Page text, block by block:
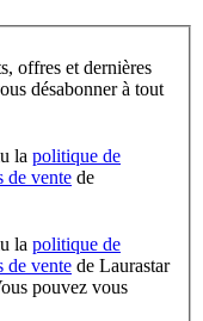
offres et dernières
désabonner à tout
la politique de
de vente de
la politique de
de vente de Laurastar
pouvez vous